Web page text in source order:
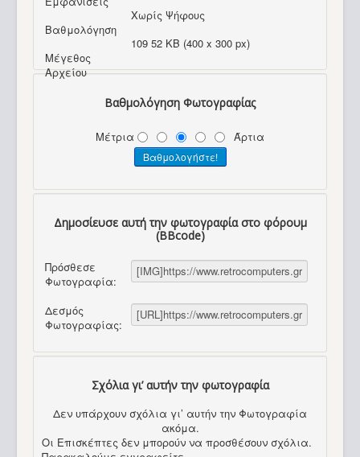
Βαθμολόγηση
Χωρίς Ψήφους
Μέγεθος
Αρχείου
109 52 KB (400 x 300 px)
Βαθμολόγηση Φωτογραφίας
Μέτρια Άρτια
Δημοσίευσε αυτή την φωτογραφία στο φόρουμ
(BBcode)
Πρόσθεσε
Φωτογραφία:
Δεσμός
Φωτογραφίας:
Σχόλια γι’ αυτήν την φωτογραφία
Δεν υπάρχουν σχόλια γι’ αυτήν την Φωτογραφία
ακόμα.
Οι Επισκέπτες δεν μπορούν να προσθέσουν σχόλια.